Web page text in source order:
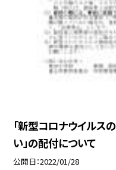
「新型コロナウイル
い」の配付について
公開日 2022/01/28